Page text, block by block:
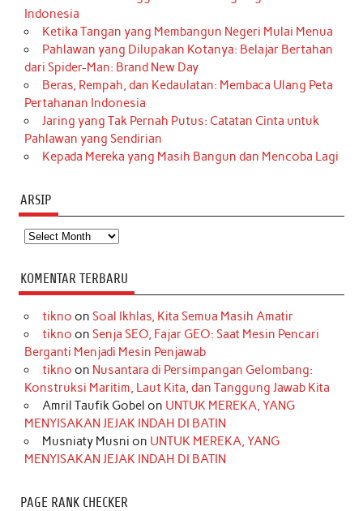
Indonesia
Ketika Tangan yang Membangun Negeri Mulai Menua
Pahlawan yang Dilupakan Kotanya: Belajar Bertahan
dari Spider-Man: Brand New Day
Beras, Rempah, dan Kedaulatan: Membaca Ulang Peta
Pertahanan Indonesia
Jaring yang Tak Pernah Putus: Catatan Cinta untuk
Pahlawan yang Sendirian
Kepada Mereka yang Masih Bangun dan Mencoba Lagi
ARSIP
Arsip
KOMENTAR TERBARU
tikno on Soal Ikhlas, Kita Semua Masih Amatir
tikno on Senja SEO, Fajar GEO: Saat Mesin Pencari
Berganti Menjadi Mesin Penjawab
tikno on Nusantara di Persimpangan Gelombang:
Konstruksi Maritim, Laut Kita, dan Tanggung Jawab Kita
Amril Taufik Gobel on UNTUK MEREKA, YANG
MENYISAKAN JEJAK INDAH DI BATIN
Musniaty Musni on UNTUK MEREKA, YANG
MENYISAKAN JEJAK INDAH DI BATIN
PAGE RANK CHECKER